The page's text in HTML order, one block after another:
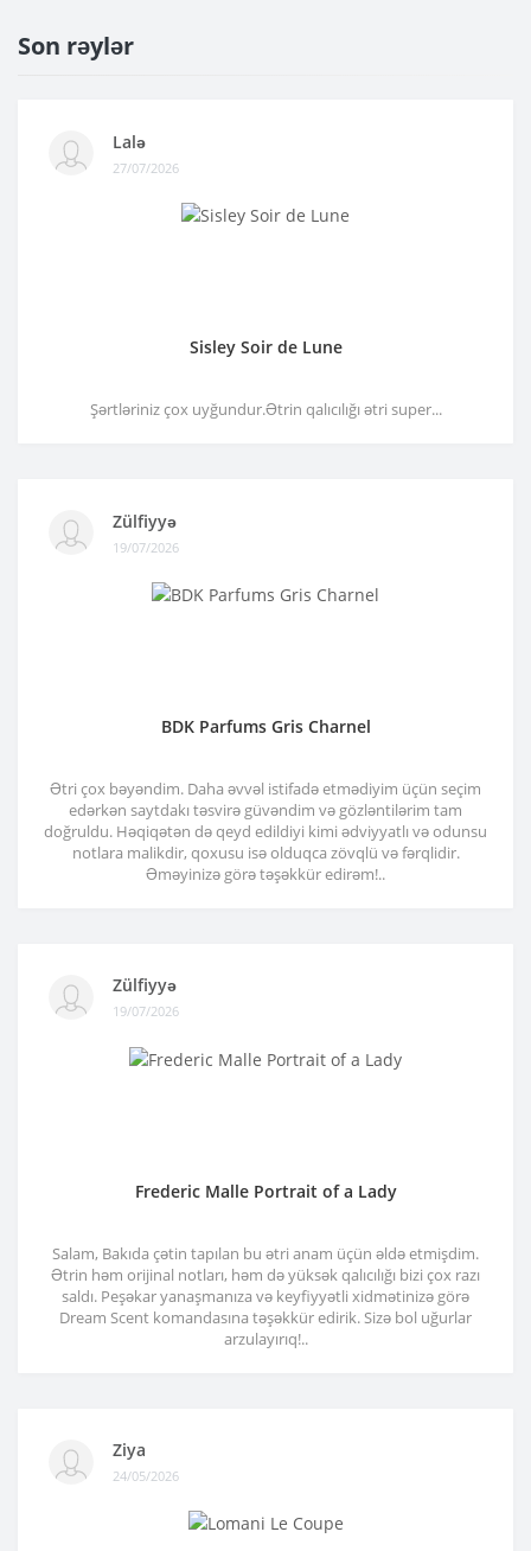
Son rəylər
Lalə
27/07/2026
Sisley Soir de Lune
Şərtləriniz çox uyğundur.Ətrin qalıcılığı ətri super...
Zülfiyyə
19/07/2026
BDK Parfums Gris Charnel
Ətri çox bəyəndim. Daha əvvəl istifadə etmədiyim üçün seçim
edərkən saytdakı təsvirə güvəndim və gözləntilərim tam
doğruldu. Həqiqətən də qeyd edildiyi kimi ədviyyatlı və odunsu
notlara malikdir, qoxusu isə olduqca zövqlü və fərqlidir.
Əməyinizə görə təşəkkür edirəm!..
Zülfiyyə
19/07/2026
Frederic Malle Portrait of a Lady
Salam, Bakıda çətin tapılan bu ətri anam üçün əldə etmişdim.
Ətrin həm orijinal notları, həm də yüksək qalıcılığı bizi çox razı
saldı. Peşəkar yanaşmanıza və keyfiyyətli xidmətinizə görə
Dream Scent komandasına təşəkkür edirik. Sizə bol uğurlar
arzulayırıq!..
Ziya
24/05/2026